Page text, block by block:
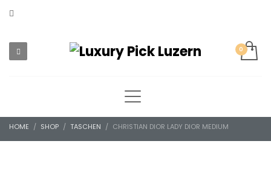
HOME SHOP TASCHEN CHRISTIAN DIOR LADY DIOR MEDIUM